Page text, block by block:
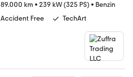
89.000 km • 239 kW (325 PS) • Benzin
Accident Free TechArt